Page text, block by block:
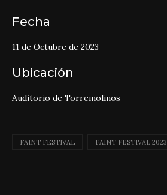
Fecha
11 de Octubre de 2023
Ubicación
Auditorio de Torremolinos
FAINT FESTIVAL FAINT FESTIVAL 2023